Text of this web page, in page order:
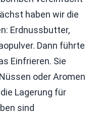
haben wir die
Erdnussbutter,
Dann führte
Einfrieren. Sie
oder Aromen
Lagerung für
sind